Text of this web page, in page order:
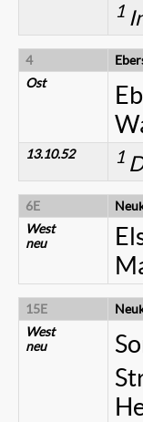
1
4
Ost
13.10.52 1
6E
West
neu
15E
West
neu